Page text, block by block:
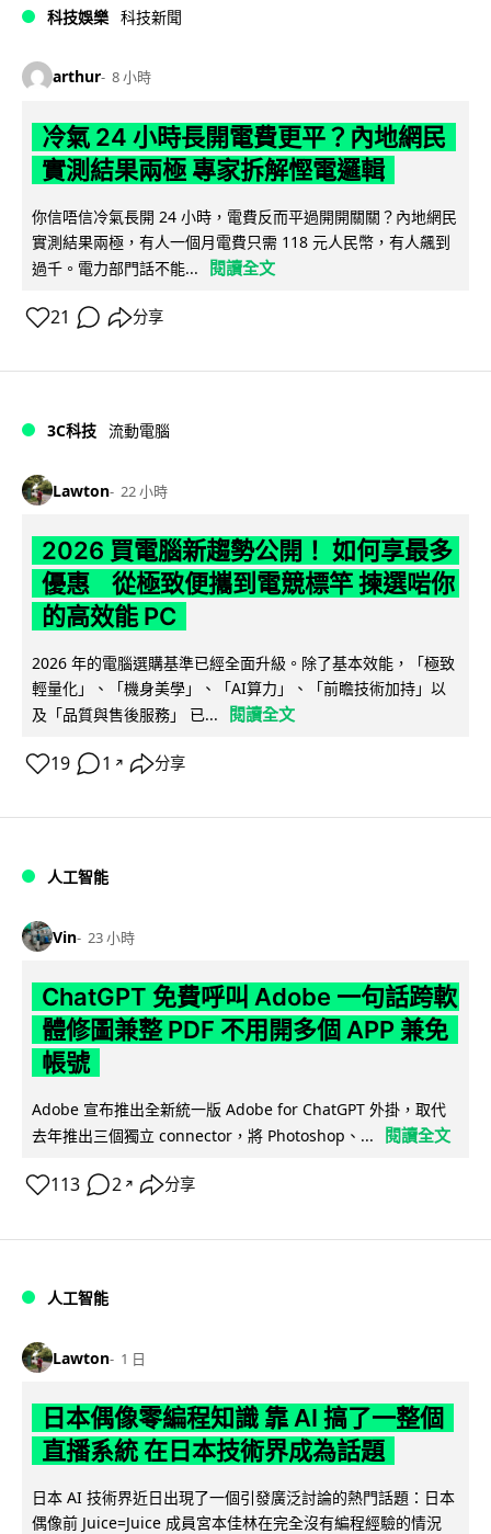
科技娛樂 科技新聞
arthur 8 小時
冷氣 24 小時長開電費更平？內地網民
實測結果兩極 專家拆解慳電邏輯
你信唔信冷氣長開 24 小時，電費反而平過開開關關？內地網民
實測結果兩極，有人一個月電費只需 118 元人民幣，有人飆到
過千。電力部門話不能...
閱讀全文
21 分享
3C科技 流動電腦
Lawton 22 小時
2026 買電腦新趨勢公開！ 如何享最多
優惠 從極致便攜到電競標竿 揀選啱你
的高效能 PC
2026 年的電腦選購基準已經全面升級。除了基本效能，「極致
輕量化」、「機身美學」、「AI算力」、「前瞻技術加持」以
及「品質與售後服務」 已...
閱讀全文
19 1 ↗ 分享
人工智能
Vin 23 小時
ChatGPT 免費呼叫 Adobe 一句話跨軟
體修圖兼整 PDF 不用開多個 APP 兼免
帳號
Adobe 宣布推出全新統一版 Adobe for ChatGPT 外掛，取代
去年推出三個獨立 connector，將 Photoshop、...
閱讀全文
113 2 ↗ 分享
人工智能
Lawton 1 日
日本偶像零編程知識 靠 AI 搞了一整個
直播系統 在日本技術界成為話題
日本 AI 技術界近日出現了一個引發廣泛討論的熱門話題：日本
偶像前 Juice=Juice 成員宮本佳林在完全沒有編程經驗的情況